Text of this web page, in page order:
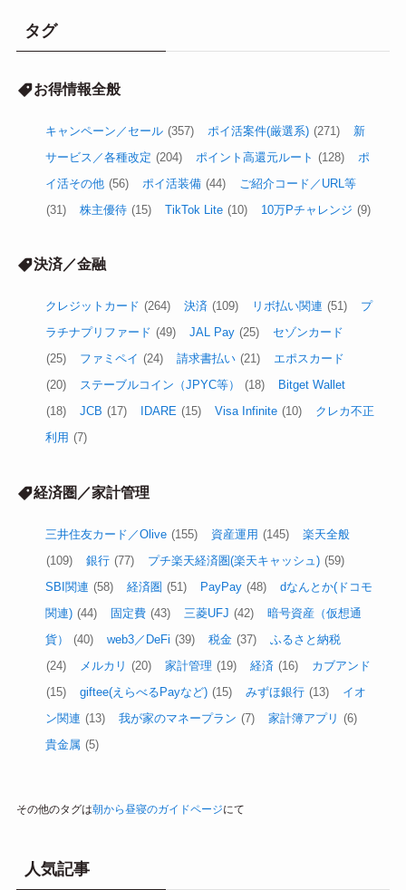
タグ
お得情報全般
キャンペーン／セール (357) ポイ活案件(厳選系) (271)
新
サービス／各種改定 (204) ポイント高還元ルート (128)
ポ
イ活その他 (56) ポイ活装備 (44)
ご紹介コード／URL等
(31)
株主優待 (15) TikTok Lite (10) 10万Pチャレンジ (9)
決済／金融
クレジットカード (264) 決済 (109) リボ払い関連 (51)
プ
ラチナプリファード (49) JAL Pay (25)
セゾンカード
(25)
ファミペイ (24) 請求書払い (21)
エポスカード
(20)
ステーブルコイン（JPYC等） (18)
Bitget Wallet
(18)
JCB (17) IDARE (15) Visa Infinite (10)
クレカ不正
利用 (7)
経済圏／家計管理
三井住友カード／Olive (155) 資産運用 (145)
楽天全般
(109)
銀行 (77) プチ楽天経済圏(楽天キャッシュ) (59)
SBI関連 (58) 経済圏 (51) PayPay (48)
dなんとか(ドコモ
関連) (44) 固定費 (43) 三菱UFJ (42)
暗号資産（仮想通
貨）
(40) web3／DeFi (39) 税金 (37)
ふるさと納税
(24)
メルカリ (20) 家計管理 (19) 経済 (16)
カブアンド
(15)
giftee(えらべるPayなど) (15) みずほ銀行 (13)
イオ
ン関連 (13) 我が家のマネープラン (7) 家計簿アプリ (6)
貴金属 (5)
その他のタグは朝から昼寝のガイドページにて
人気記事